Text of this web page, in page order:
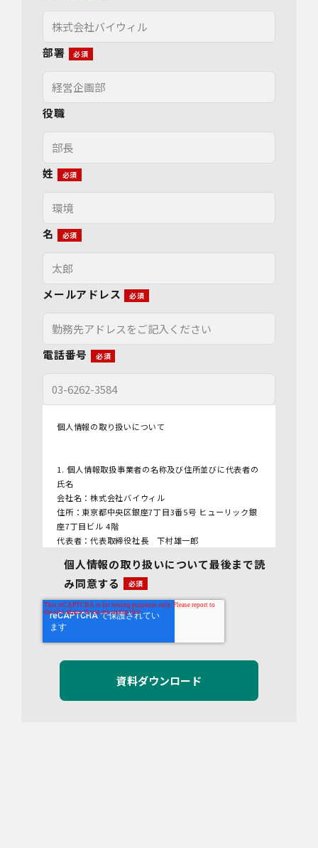
部署
役職
姓
名
メールアドレス
電話番号
個人情報の取り扱いについて
1. 個人情報取扱事業者の名称及び住所並びに代表者の
氏名
会社名：株式会社バイウィル
住所：東京都中央区銀座7丁目3番5号 ヒューリック銀
座7丁目ビル 4階
代表者：代表取締役社長 下村雄一郎
2.個人情報保護管理者
管理者名：管理部長
連絡先：info@bywill.co.jp
3.利用目的
ます。）の利用目的は以下のとおりです。個人情報の
提供は任意ですが、必要な情報をご提供いただけない
場合、適切な対応ができないことがあります。
個人情報の取り扱いについて最後まで読
み同意する